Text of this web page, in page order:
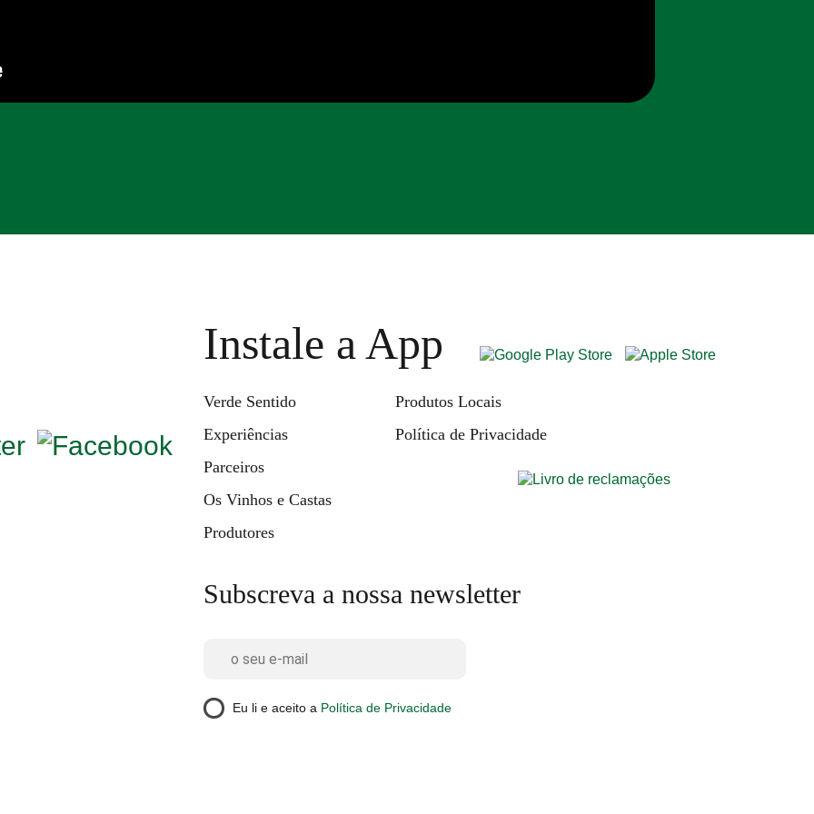
Instale a App
Verde Sentido
Experiências
Parceiros
Os Vinhos e Castas
Produtores
Produtos Locais
Política de Privacidade
Subscreva a nossa newsletter
Eu li e aceito a Política de Privacidade